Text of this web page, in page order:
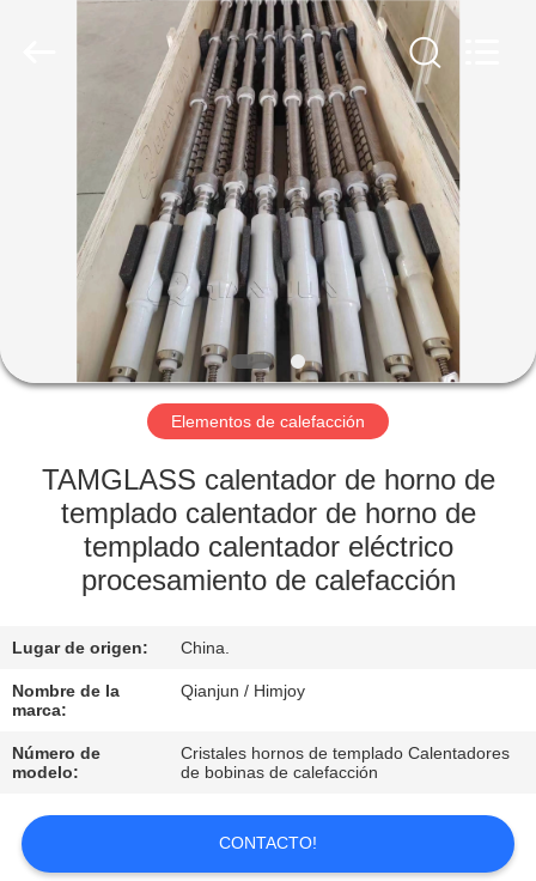
INICIO
PRODUCTOS
SOBRE
NOSOTROS
VISITA
FÁBRICA
CONTROL
CALIDAD
CONTACTO
NOTICIAS
Elementos de calefacción
TAMGLASS calentador de horno de
templado calentador de horno de
templado calentador eléctrico
procesamiento de calefacción
Lugar de origen: China.
Nombre de la
marca:
Qianjun / Himjoy
Número de
modelo:
Cristales hornos de templado Calentadores
de bobinas de calefacción
CONTACTO!